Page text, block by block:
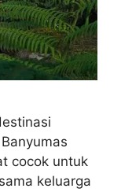
cocok untuk
keluarga